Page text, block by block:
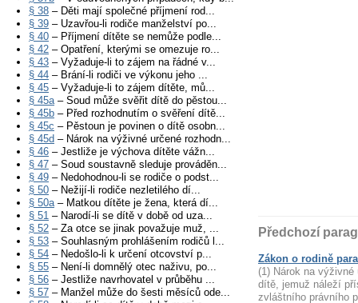
§ 38 – Děti mají společné příjmení rod...
§ 39 – Uzavřou-li rodiče manželství po...
§ 40 – Příjmení dítěte se nemůže podle...
§ 42 – Opatření, kterými se omezuje ro...
§ 43 – Vyžaduje-li to zájem na řádné v...
§ 44 – Brání-li rodiči ve výkonu jeho ...
§ 45 – Vyžaduje-li to zájem dítěte, mů...
§ 45a– Soud může svěřit dítě do pěstou...
§ 45b – Před rozhodnutím o svěření dítě...
§ 45c – Pěstoun je povinen o dítě osobn...
§ 45d – Nárok na výživné určené rozhodn...
§ 46 – Jestliže je výchova dítěte vážn...
§ 47 – Soud soustavně sleduje prováděn...
§ 49 – Nedohodnou-li se rodiče o podst...
§ 50 – Nežijí-li rodiče nezletilého dí...
§ 50a– Matkou dítěte je žena, která dí...
§ 51 – Narodí-li se dítě v době od uza...
§ 52 – Za otce se jinak považuje muž, ...
§ 53 – Souhlasným prohlášením rodičů l...
§ 54 – Nedošlo-li k určení otcovství p...
§ 55 – Není-li domnělý otec naživu, po...
§ 56 – Jestliže navrhovatel v průběhu ...
§ 57 – Manžel může do šesti měsíců ode...
Předchozí
Zákon o rodině
(1) Nárok na
dítě, jemuž náleží
zvláštního právního